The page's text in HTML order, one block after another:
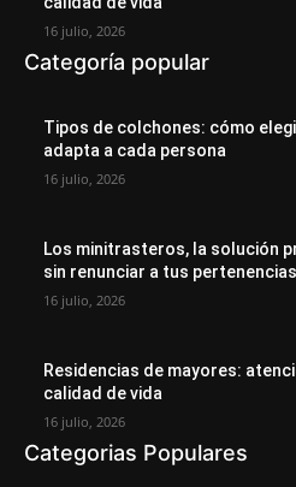
16 julio, 2026
Categoría popular
Tipos de colchones: cómo
adapta a cada persona
16 julio, 2026
Los minitrasteros, la solución
sin renunciar a tus pertenencias
16 julio, 2026
Residencias de mayores:
calidad de vida
16 julio, 2026
Categorias Populares